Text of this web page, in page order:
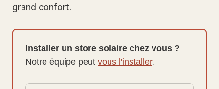
grand confort.
Installer un store solaire chez vous ?
Notre équipe peut vous l'installer.